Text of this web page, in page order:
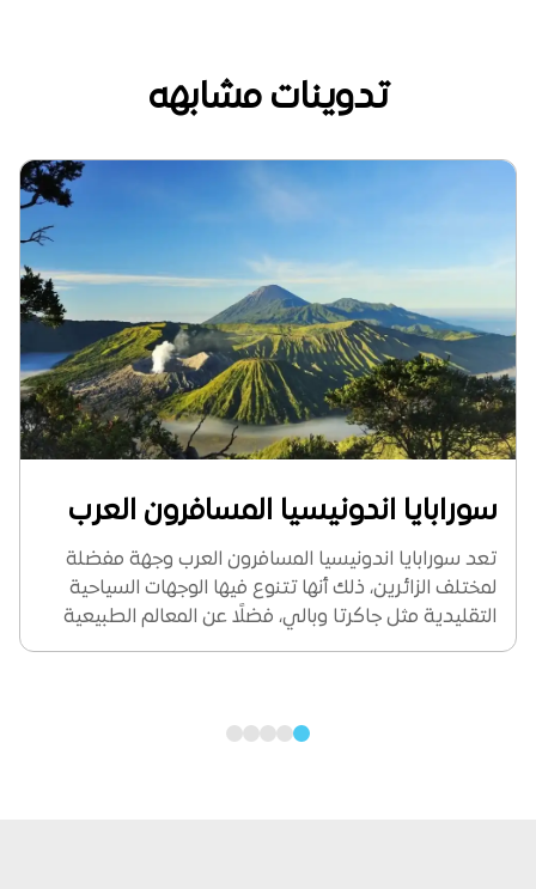
تدوينات مشابهه
سورابايا اندونيسيا المسافرون العرب
تعد سورابايا اندونيسيا المسافرون العرب وجهة مفضلة
لمختلف الزائرين، ذلك أنها تتنوع فيها الوجهات السياحية
التقليدية مثل جاكرتا وبالي، فضلًا عن المعالم الطبيعية
كجبل برومو، وتعطي للزوار فرصة للاستمتاع بالثقافة